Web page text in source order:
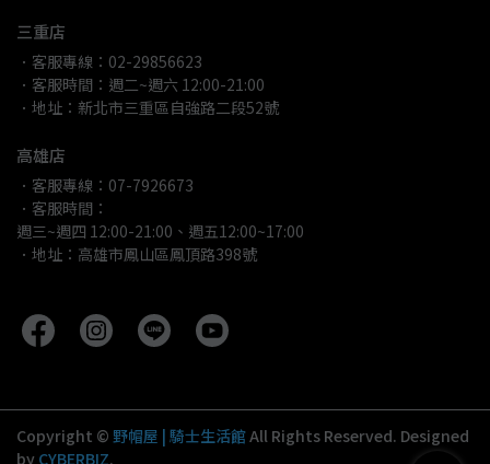
三重店
．客服專線：02-29856623
．客服時間：週二~週六 12:00-21:00
．地址：新北市三重區自強路二段52號
高雄店
．客服專線：07-7926673
．客服時間：
週三~週四 12:00-21:00、週五12:00~17:00
．地址：高雄市鳳山區鳳頂路398號
Copyright © 野帽屋 | 騎士生活館All Rights Reserved. Designed
by CYBERBIZ.